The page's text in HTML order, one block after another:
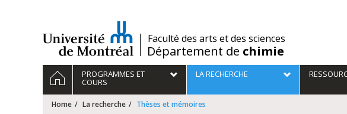
/Faculté des arts et des sciences
Département de chimie
Navigation
principale
HOMEPROGRAMMES ET
COURS
LA RECHERCHE
Home La recherche Thèses et mémoires